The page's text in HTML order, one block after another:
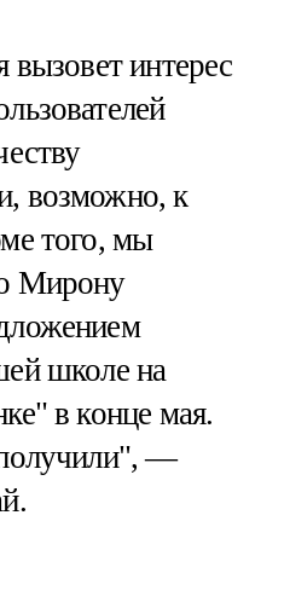
вызовет интерес
возможно, к
того, мы
Мирону
школе на
в конце мая.
—